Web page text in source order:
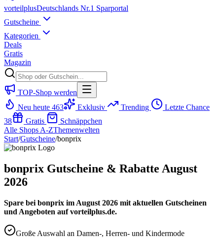
vorteilplusDeutschlands Nr.1 Sparportal
Gutscheine
Kategorien
Deals
Gratis
Magazin
TOP-Shop werden
Neu heute 463 Exklusiv Trending
Letzte Chance
38
Gratis
Schnäppchen
Alle Shops A-ZThemenwelten
Start/Gutscheine/bonprix
bonprix Gutscheine & Rabatte August
2026
Spare bei bonprix im August 2026 mit aktuellen Gutscheinen
und Angeboten auf vorteilplus.de.
Große Auswahl an Damen-, Herren- und Kindermode